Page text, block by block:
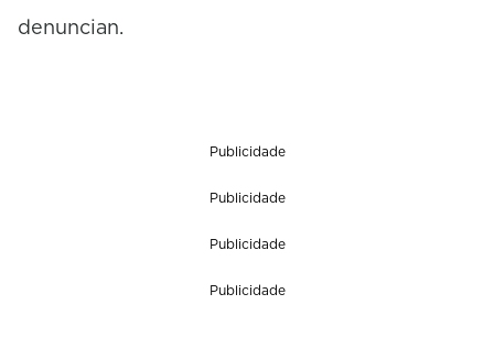
denuncian.
Publicidade
Publicidade
Publicidade
Publicidade